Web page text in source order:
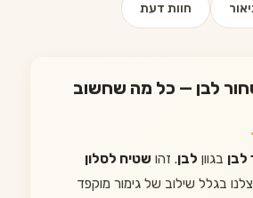
חוות דעת
לבן — כל מה שחשוב
לבן בגוון לבן. זהו שטיח לסלון
בגלל שילוב של גימור מוקפד